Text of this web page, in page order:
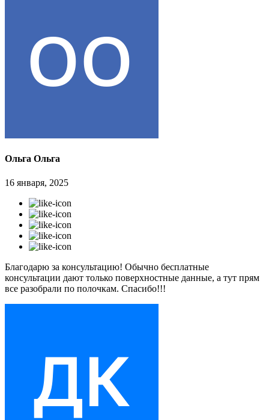
Ольга Ольга
16 января, 2025
Благодарю за консультацию! Обычно бесплатные
консультации дают только поверхностные данные, а тут прям
все разобрали по полочкам. Спасибо!!!